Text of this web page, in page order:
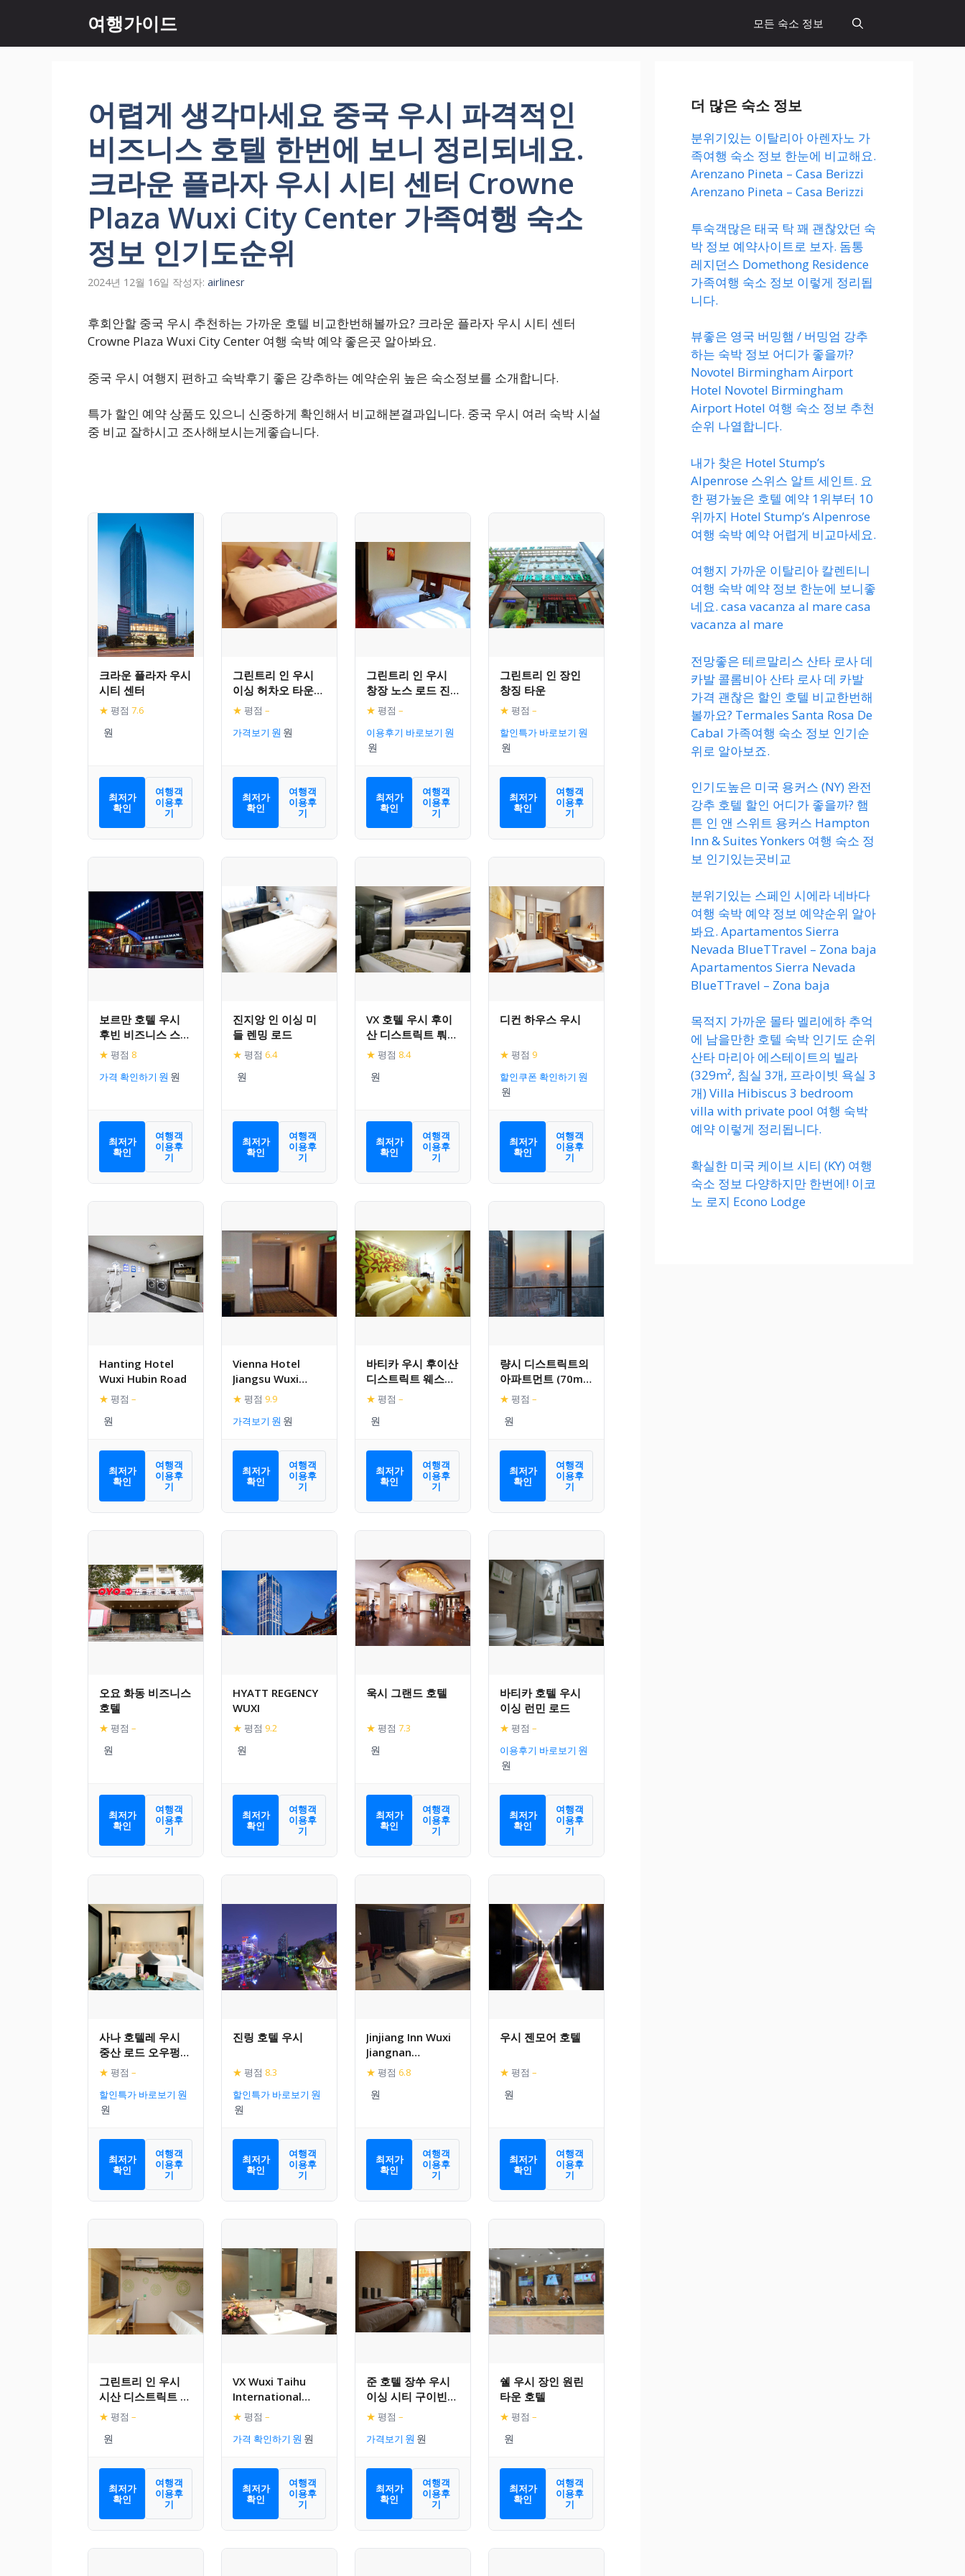
츠
여행가이드 모든 숙소 정보
어렵게 생각마세요 중국 우시 파격적인
비즈니스 호텔 한번에 보니 정리되네요.
크라운 플라자 우시 시티 센터 Crowne
Plaza Wuxi City Center 가족여행 숙소
정보 인기도순위
2024년 12월 16일 작성자: airlinesr
후회안할 중국 우시 추천하는 가까운 호텔 비교한번해볼까요? 크라운 플라자 우시 시티 센터
Crowne Plaza Wuxi City Center 여행 숙박 예약 좋은곳 알아봐요.
중국 우시 여행지 편하고 숙박후기 좋은 강추하는 예약순위 높은 숙소정보를 소개합니다.
특가 할인 예약 상품도 있으니 신중하게 확인해서 비교해본결과입니다. 중국 우시 여러 숙박 시설
중 비교 잘하시고 조사해보시는게좋습니다.
크라운 플라자 우시
시티 센터
★ 평점 7.6
최저가
확인
여행객
이용후
기
그린트리 인 우시
이싱 허차오 타운
이스턴 허저우 로드
★ 평점 –
가격보기
최저가
확인
여행객
이용후
기
그린트리 인 우시
창장 노스 로드 진
로드 익스프레스 호
★ 평점 –
이용후기 바로보기
최저가
확인
여행객
이용후
기
그린트리 인 장인
창징 타운
★ 평점 –
할인특가 바로보기
최저가
확인
여행객
이용후
기
보르만 호텔 우시
후빈 비즈니스 스트
리트
★ 평점 8
가격 확인하기
최저가
확인
여행객
이용후
기
진지앙 인 이싱 미
들 렌밍 로드
★ 평점 6.4
최저가
확인
여행객
이용후
기
VX 호텔 우시 후이
산 디스트릭트 뤄서
타운 뤄청 애비뉴
★ 평점 8.4
최저가
확인
여행객
이용후
기
디컨 하우스 우시
★ 평점 9
할인쿠폰 확인하기
최저가
확인
여행객
이용후
기
Hanting Hotel
Wuxi Hubin Road
★ 평점 –
최저가
확인
여행객
이용후
기
Vienna Hotel
Jiangsu Wuxi
Wangzhuang
Station
★ 평점 9.9
가격보기
최저가
확인
여행객
이용후
기
바티카 우시 후이산
디스트릭트 웨스턴
선간 로드 바일러
★ 평점 –
최저가
확인
여행객
이용후
기
량시 디스트릭트의
아파트먼트 (70m²,
침실 1개, 프라이빗
★ 평점 –
최저가
확인
여행객
이용후
기
오요 화동 비즈니스
호텔
★ 평점 –
최저가
확인
여행객
이용후
기
HYATT REGENCY
WUXI
★ 평점 9.2
최저가
확인
여행객
이용후
기
욱시 그랜드 호텔
★ 평점 7.3
최저가
확인
여행객
이용후
기
바티카 호텔 우시
이싱 런민 로드
★ 평점 –
이용후기 바로보기
최저가
확인
여행객
이용후
기
사나 호텔레 우시
중산 로드 오우펑
스트리트
★ 평점 –
할인특가 바로보기
최저가
확인
여행객
이용후
기
진링 호텔 우시
★ 평점 8.3
할인특가 바로보기
최저가
확인
여행객
이용후
기
Jinjiang Inn Wuxi
Jiangnan
University City
★ 평점 6.8
최저가
확인
여행객
이용후
기
우시 젠모어 호텔
★ 평점 –
최저가
확인
여행객
이용후
기
그린트리 인 우시
시산 디스트릭트 당
커우 타운 후빈 로
★ 평점 –
최저가
확인
여행객
이용후
기
VX Wuxi Taihu
International
Expo Center
Software Park
★ 평점 –
가격 확인하기
최저가
확인
여행객
이용후
기
준 호텔 장쑤 우시
이싱 시티 구이빈
애비뉴
★ 평점 –
가격보기
최저가
확인
여행객
이용후
기
쉘 우시 장인 원린
타운 호텔
★ 평점 –
최저가
확인
여행객
이용후
기
더 많은 숙소 정보
분위기있는 이탈리아 아렌자노 가
족여행 숙소 정보 한눈에 비교해요.
Arenzano Pineta – Casa Berizzi
Arenzano Pineta – Casa Berizzi
투숙객많은 태국 탁 꽤 괜찮았던 숙
박 정보 예약사이트로 보자. 돔통
레지던스 Domethong Residence
가족여행 숙소 정보 이렇게 정리됩
니다.
뷰좋은 영국 버밍햄 / 버밍엄 강추
하는 숙박 정보 어디가 좋을까?
Novotel Birmingham Airport
Hotel Novotel Birmingham
Airport Hotel 여행 숙소 정보 추천
순위 나열합니다.
내가 찾은 Hotel Stump’s
Alpenrose 스위스 알트 세인트. 요
한 평가높은 호텔 예약 1위부터 10
위까지 Hotel Stump’s Alpenrose
여행 숙박 예약 어렵게 비교마세요.
여행지 가까운 이탈리아 칼렌티니
여행 숙박 예약 정보 한눈에 보니좋
네요. casa vacanza al mare casa
vacanza al mare
전망좋은 테르말리스 산타 로사 데
카발 콜롬비아 산타 로사 데 카발
가격 괜찮은 할인 호텔 비교한번해
볼까요? Termales Santa Rosa De
Cabal 가족여행 숙소 정보 인기순
위로 알아보죠.
인기도높은 미국 용커스 (NY) 완전
강추 호텔 할인 어디가 좋을까? 햄
튼 인 앤 스위트 용커스 Hampton
Inn & Suites Yonkers 여행 숙소 정
보 인기있는곳비교
분위기있는 스페인 시에라 네바다
여행 숙박 예약 정보 예약순위 알아
봐요. Apartamentos Sierra
Nevada BlueTTravel – Zona baja
Apartamentos Sierra Nevada
BlueTTravel – Zona baja
목적지 가까운 몰타 멜리에하 추억
에 남을만한 호텔 숙박 인기도 순위
산타 마리아 에스테이트의 빌라
(329m², 침실 3개, 프라이빗 욕실 3
개) Villa Hibiscus 3 bedroom
villa with private pool 여행 숙박
예약 이렇게 정리됩니다.
확실한 미국 케이브 시티 (KY) 여행
숙소 정보 다양하지만 한번에! 이코
노 로지 Econo Lodge